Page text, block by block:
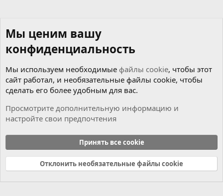
Cookies
Russian (RU)
Связь с нами
Условия и правила
Политика конфиденциальности
Справка Главная
R
Мы ценим вашу
конфиденциальность
Мы используем необходимые файлы cookie, чтобы этот
сайт работал, и необязательные файлы cookie, чтобы
сделать его более удобным для вас.
Просмотрите дополнительную информацию и
настройте свои предпочтения
Принять все cookie
Отклонить необязательные файлы cookie